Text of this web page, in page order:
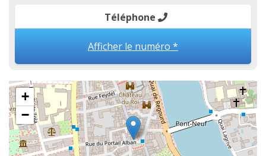
Téléphone
Afficher le numéro *
+
−